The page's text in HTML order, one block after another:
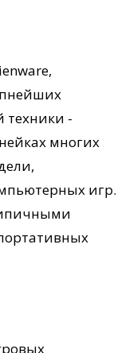
техники -
многих
игр.